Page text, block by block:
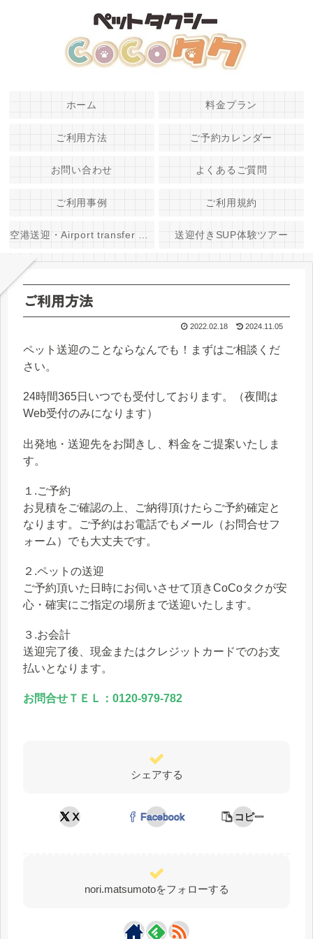
ホーム 料金プラン
ご利用方法 ご予約カレンダー
お問い合わせ よくあるご質問
ご利用事例 ご利用規約
送迎付きSUP体験ツアー
ご利用方法
2022.02.18 2024.11.05
ペット送迎のことならなんでも！まずはご相談くだ
さい。
24時間365日いつでも受付しております。（夜間は
Web受付のみになります）
出発地・送迎先をお聞きし、料金をご提案いたしま
す。
１.ご予約
お見積をご確認の上、ご納得頂けたらご予約確定と
なります。ご予約はお電話でもメール（お問合せフ
ォーム）でも大丈夫です。
２.ペットの送迎
ご予約頂いた日時にお伺いさせて頂きCoCoタクが安
心・確実にご指定の場所まで送迎いたします。
３.お会計
送迎完了後、現金またはクレジットカードでのお支
払いとなります。
お問合せＴＥＬ：0120-979-782
シェアする
X Facebook コピー
nori.matsumotoをフォローする